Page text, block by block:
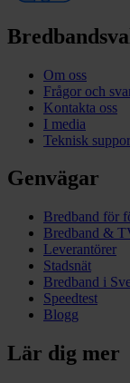
Om oss
Frågor och
Kontakta oss
I media
Teknisk
Genvägar
Bredband för
Bredband &
Leverantörer
Stadsnät
Bredband i
Speedtest
Blogg
Lär dig mer